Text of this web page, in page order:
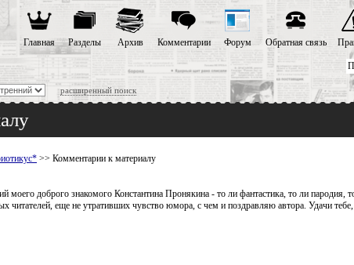
расширенный поиск
Главная Разделы Архив Комментарии Форум Обратная связь
>> Комментарии к материалу
моего доброго знакомого Константина Пронякина - то ли фантастика, то ли пародия,
читателей, еще не утративших чувство юмора, с чем и поздравляю автора. Удачи